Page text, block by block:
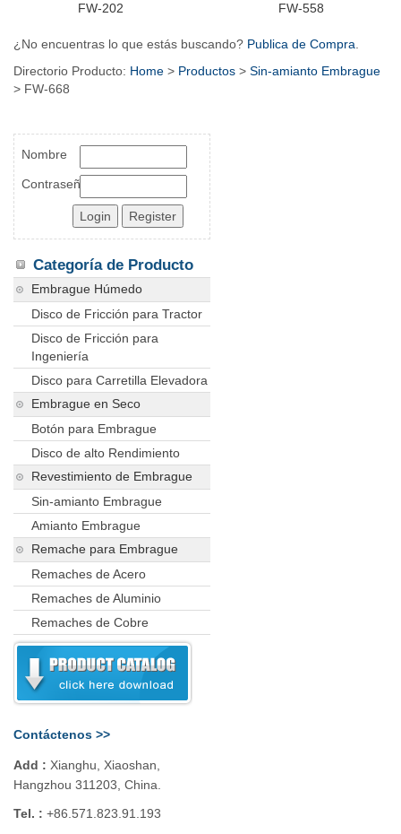
FW-202 FW-558
¿No encuentras lo que estás buscando? Publica de Compra
Directorio Producto: Home > Productos > Sin-amianto Embrague
> FW-668
Nombre
Contraseña
Categoría de Producto
Embrague Húmedo
Disco de Fricción para Tractor
Disco de Fricción para
Ingeniería
Disco para Carretilla Elevadora
Embrague en Seco
Botón para Embrague
Disco de alto Rendimiento
Revestimiento de Embrague
Sin-amianto Embrague
Amianto Embrague
Remache para Embrague
Remaches de Acero
Remaches de Aluminio
Remaches de Cobre
Contáctenos >>
Add : Xianghu, Xiaoshan,
Hangzhou 311203, China.
Tel. : +86.571.823.91.193